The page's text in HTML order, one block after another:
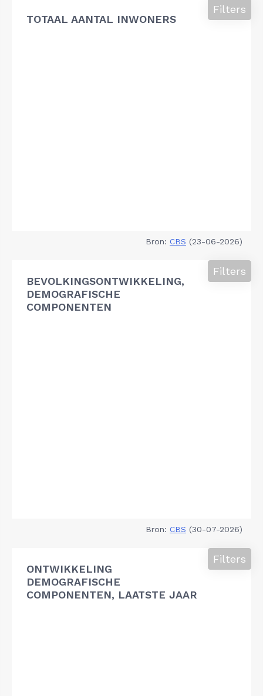
TOTAAL AANTAL INWONERS
Filters
Bron: CBS (23-06-2026)
BEVOLKINGSONTWIKKELING,
DEMOGRAFISCHE
COMPONENTEN
Filters
Bron: CBS (30-07-2026)
ONTWIKKELING
DEMOGRAFISCHE
COMPONENTEN, LAATSTE JAAR
Filters